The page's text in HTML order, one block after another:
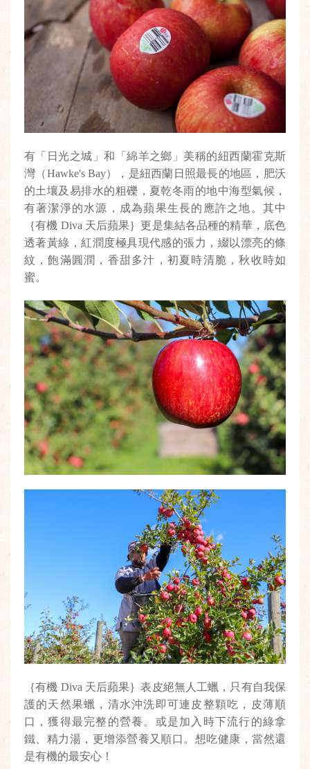
有「日光之城」和「綿羊之鄉」美稱的紐西蘭霍克斯
灣（Hawke's Bay），是紐西蘭日照最長的地區，肥沃
的土壤及易排水的粗礫，夏乾冬雨的地中海型氣候，
有著潔淨的水源，成為蘋果生長的應許之地。其中
｛有機 Diva 天后蘋果｝更是集結各品種的精華，底色
透著黃綠，紅潤度極具現代感的張力，綴以漂亮的條
紋，飽滿圓潤，香甜多汁，初夏時清脆，秋收時如
蜜。
｛有機 Diva 天后蘋果｝表皮絕無人工蠟，只有自我保
護的天然果蠟，清水沖洗即可連皮整顆吃，皮薄順
口，獲得最完整的營養。或是加入時下流行的綠拿
鐵、精力湯，更增添營養又順口。想吃健康，當然還
是有機的最安心！